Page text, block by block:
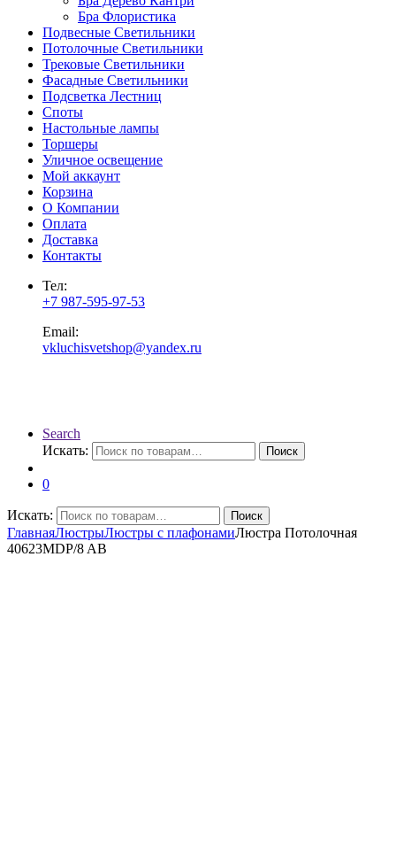
Бра Флористика
Подвесные Светильники
Потолочные Светильники
Трековые Светильники
Фасадные Светильники
Подсветка Лестниц
Споты
Настольные лампы
Торшеры
Уличное освещение
Мой аккаунт
Корзина
О Компании
Оплата
Доставка
Контакты
Тел:
+7 987-595-97-53
Email:
vkluchisvetshop@yandex.ru
Search
Искать:
Поиск
0
Искать: Поиск
ГлавнаяЛюстрыЛюстры с плафонамиЛюстра Потолочная
40623MDP/8 AB